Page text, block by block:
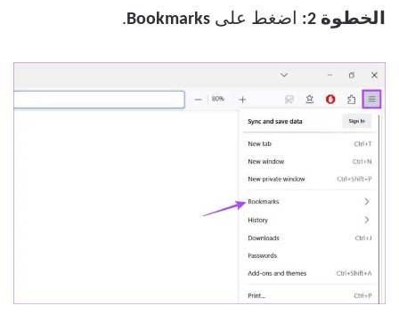
الخطوة 2: اضغط على Bookmarks
.